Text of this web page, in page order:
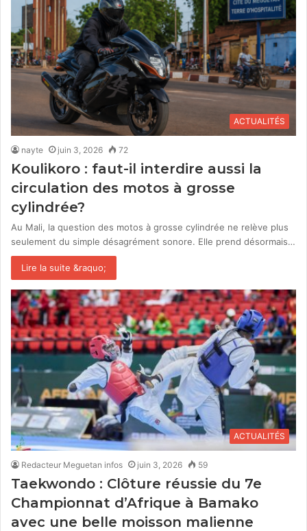
ACTUALITÉS
nayte juin 3, 2026 72
Koulikoro : faut-il interdire aussi la
circulation des motos à grosse
cylindrée?
Au Mali, la question des motos à grosse cylindrée ne relève plus
seulement du simple désagrément sonore. Elle prend désormais…
Lire la suite &raquo;
ACTUALITÉS
Redacteur Meguetan infos juin 3, 2026 59
Taekwondo : Clôture réussie du 7e
Championnat d’Afrique à Bamako
avec une belle moisson malienne